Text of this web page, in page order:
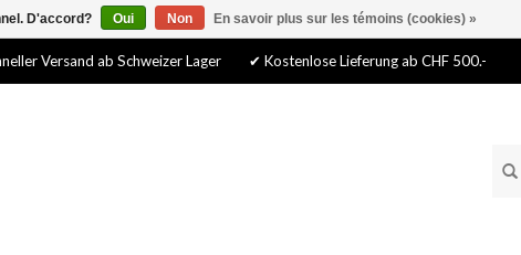
Versand ab Schweizer Lager ✔ Kostenlose Lieferung ab CHF 500.-
D'accord? Oui Non En savoir plus sur les témoins (cookies) »